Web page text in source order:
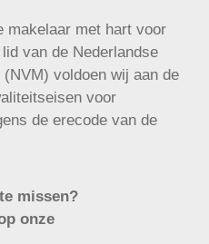
makelaar met hart voor
van de Nederlandse
voldoen wij aan de
voor
de erecode van de
missen?
onze